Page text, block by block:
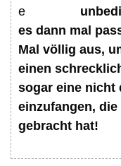
es dann mal
Mal völlig aus,
einen
sogar eine nicht
einzufangen,
gebracht hat!